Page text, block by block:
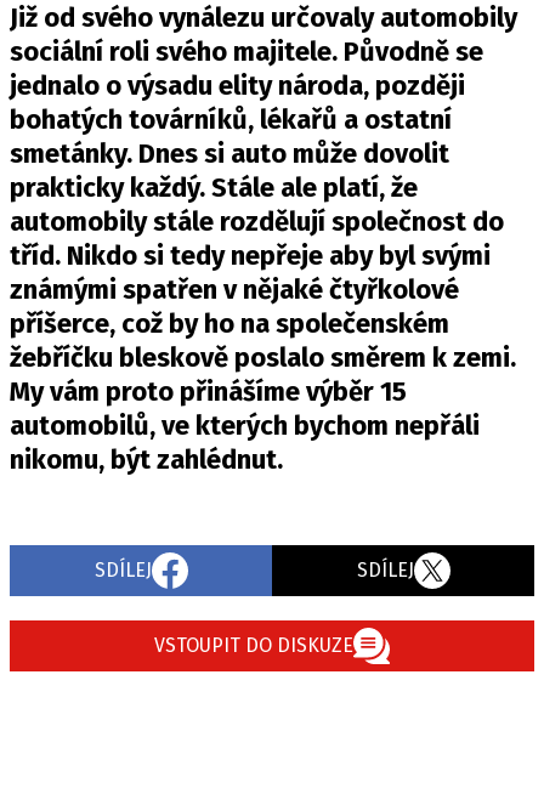
OSTATNÍ
TISKOVKY
ROZHOVORY
DAKAR
Z DOMOVA
ZE SVĚTA
MOTORSPORT
PIT LANE
ČEŠI V AKCI
FIA CEZ & POHÁRY
MEZINÁRODNÍ SCÉNA
Máte příběh, fotku nebo video?
Pošlete e-mail na autoroad.cz
Již od svého vynálezu určovaly automobily
sociální roli svého majitele. Původně se
jednalo o výsadu elity národa, později
bohatých továrníků, lékařů a ostatní
smetánky. Dnes si auto může dovolit
prakticky každý. Stále ale platí, že
automobily stále rozdělují společnost do
tříd. Nikdo si tedy nepřeje aby byl svými
známými spatřen v nějaké čtyřkolové
příšerce, což by ho na společenském
žebříčku bleskově poslalo směrem k zemi.
My vám proto přinášíme výběr 15
automobilů, ve kterých bychom nepřáli
nikomu, být zahlédnut.
SDÍLEJ SDÍLEJ
VSTOUPIT DO DISKUZE